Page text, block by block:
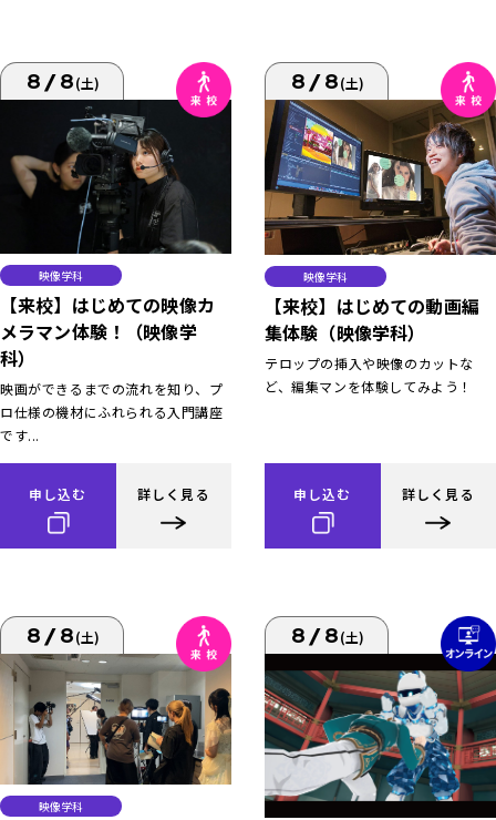
8/8(土)
映像学科
【来校】はじめての映像カ
メラマン体験！（映像学
科）
映画ができるまでの流れを知り、プ
ロ仕様の機材にふれられる入門講座
です...
申し込む 詳しく見る
8/8(土)
映像学科
【来校】はじめての動画編
集体験（映像学科）
テロップの挿入や映像のカットな
ど、編集マンを体験してみよう！
申し込む 詳しく見る
8/8(土)
映像学科
8/8(土)